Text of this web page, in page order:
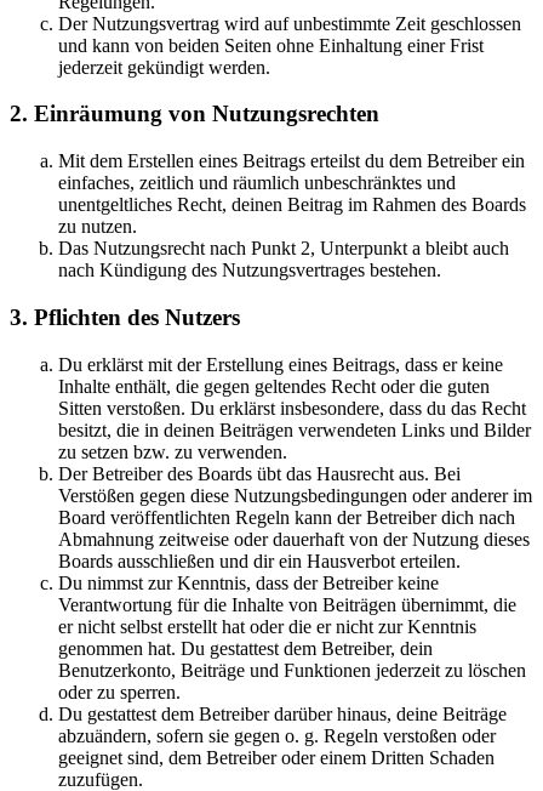
Der Nutzungsvertrag wird auf unbestimmte Zeit geschlossen
und kann von beiden Seiten ohne Einhaltung einer Frist
jederzeit gekündigt werden.
2. Einräumung von Nutzungsrechten
Mit dem Erstellen eines Beitrags erteilst du dem Betreiber ein
einfaches, zeitlich und räumlich unbeschränktes und
unentgeltliches Recht, deinen Beitrag im Rahmen des Boards
zu nutzen.
Das Nutzungsrecht nach Punkt 2, Unterpunkt a bleibt auch
nach Kündigung des Nutzungsvertrages bestehen.
3. Pflichten des Nutzers
Du erklärst mit der Erstellung eines Beitrags, dass er keine
Inhalte enthält, die gegen geltendes Recht oder die guten
Sitten verstoßen. Du erklärst insbesondere, dass du das Recht
besitzt, die in deinen Beiträgen verwendeten Links und Bilder
zu setzen bzw. zu verwenden.
Der Betreiber des Boards übt das Hausrecht aus. Bei
Verstößen gegen diese Nutzungsbedingungen oder anderer im
Board veröffentlichten Regeln kann der Betreiber dich nach
Abmahnung zeitweise oder dauerhaft von der Nutzung dieses
Boards ausschließen und dir ein Hausverbot erteilen.
Du nimmst zur Kenntnis, dass der Betreiber keine
Verantwortung für die Inhalte von Beiträgen übernimmt, die
er nicht selbst erstellt hat oder die er nicht zur Kenntnis
genommen hat. Du gestattest dem Betreiber, dein
Benutzerkonto, Beiträge und Funktionen jederzeit zu löschen
oder zu sperren.
Du gestattest dem Betreiber darüber hinaus, deine Beiträge
abzuändern, sofern sie gegen o. g. Regeln verstoßen oder
geeignet sind, dem Betreiber oder einem Dritten Schaden
zuzufügen.